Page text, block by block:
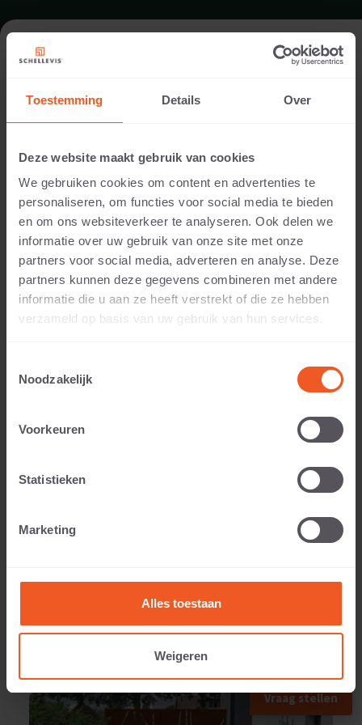
Toestemming Details Over
Deze website maakt gebruik van cookies
We gebruiken cookies om content en advertenties te
personaliseren, om functies voor social media te bieden
en om ons websiteverkeer te analyseren. Ook delen we
informatie over uw gebruik van onze site met onze
partners voor social media, adverteren en analyse. Deze
partners kunnen deze gegevens combineren met andere
informatie die u aan ze heeft verstrekt of die ze hebben
verzameld op basis van uw gebruik van hun services.
Noodzakelijk
Voorkeuren
Statistieken
Marketing
Alles toestaan
Weigeren
FORMAAT - TRAPEZIUM 120X30/60
ASSORTIMENT SPECIALE VORMEN TEGELS
8 CM DIKTE
Vraag stellen